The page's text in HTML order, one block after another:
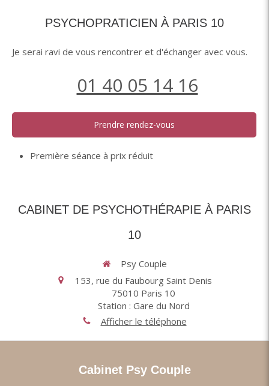
PSYCHOPRATICIEN À PARIS 10
Je serai ravi de vous rencontrer et d'échanger avec vous.
01 40 05 14 16
Prendre rendez-vous
Première séance à prix réduit
CABINET DE PSYCHOTHÉRAPIE À PARIS
10
Psy Couple
153, rue du Faubourg Saint Denis
75010 Paris 10
Station : Gare du Nord
Afficher le téléphone
Cabinet Psy Couple